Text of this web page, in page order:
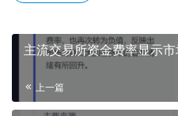
主流交易所资金费率显示
上一篇